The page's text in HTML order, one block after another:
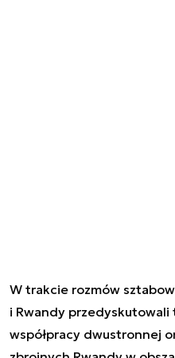
W trakcie rozmów
i Rwandy
współpracy dwustronnej